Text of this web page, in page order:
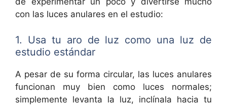
con las luces anulares en el estudio:
1. Usa tu aro de luz como una luz de
estudio estándar
A pesar de su forma circular, las luces anulares
funcionan muy bien como luces normales;
simplemente levanta la luz, inclínala hacia tu